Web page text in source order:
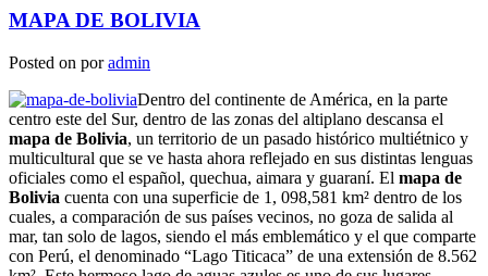
MAPA DE BOLIVIA
Posted on poradmin
Dentro del continente de América, en la parte
centro este del Sur, dentro de las zonas del altiplano descansa el
mapa de Bolivia, un territorio de un pasado histórico multiétnico y
multicultural que se ve hasta ahora reflejado en sus distintas lenguas
oficiales como el español, quechua, aimara y guaraní. El mapa de
Bolivia cuenta con una superficie de 1, 098,581 km² dentro de los
cuales, a comparación de sus países vecinos, no goza de salida al
mar, tan solo de lagos, siendo el más emblemático y el que comparte
con Perú, el denominado “Lago Titicaca” de una extensión de 8.562